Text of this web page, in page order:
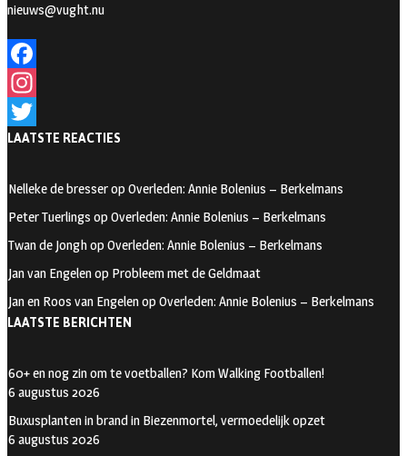
nieuws@vught.nu
F
a
c
b
o
k
n
t
a
r
a
T
i
t
e
r
LAATSTE REACTIES
Nelleke de bresserop Overleden: Annie Bolenius – Berkelmans
Peter Tuerlings op Overleden: Annie Bolenius – Berkelmans
Twan de Jonghop Overleden: Annie Bolenius – Berkelmans
Jan van Engelenop Probleem met de Geldmaat
Jan en Roos van Engelenop Overleden: Annie Bolenius – Berkelmans
LAATSTE BERICHTEN
60+ en nog zin om te voetballen? Kom Walking Footballen!
6 augustus 2026
Buxusplanten in brand in Biezenmortel, vermoedelijk opzet
6 augustus 2026